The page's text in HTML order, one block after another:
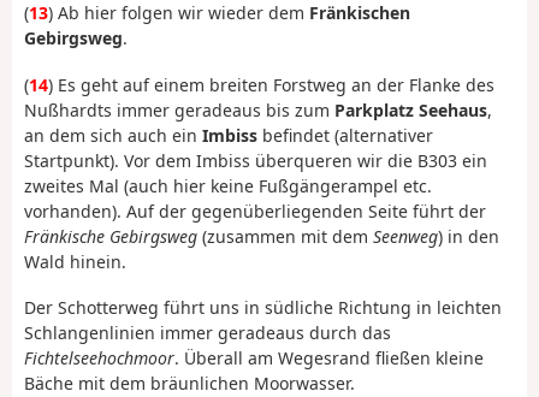
(13) Ab hier folgen wir wieder dem Fränkischen
Gebirgsweg.
(14) Es geht auf einem breiten Forstweg an der Flanke des
Nußhardts immer geradeaus bis zum Parkplatz Seehaus,
an dem sich auch ein Imbiss befindet (alternativer
Startpunkt). Vor dem Imbiss überqueren wir die B303 ein
zweites Mal (auch hier keine Fußgängerampel etc.
vorhanden). Auf der gegenüberliegenden Seite führt der
Fränkische Gebirgsweg (zusammen mit dem Seenweg) in den
Wald hinein.
Der Schotterweg führt uns in südliche Richtung in leichten
Schlangenlinien immer geradeaus durch das
Fichtelseehochmoor. Überall am Wegesrand fließen kleine
Bäche mit dem bräunlichen Moorwasser.